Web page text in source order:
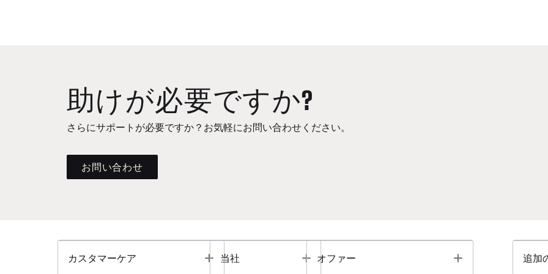
助けが必要ですか?
さらにサポートが必要ですか？お気軽にお問い合わせください。
お問い合わせ
カスタマーケア Toggle
当社 Toggle
オファー Toggle 追加